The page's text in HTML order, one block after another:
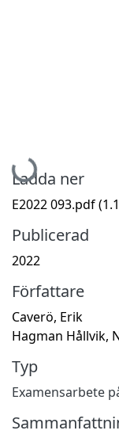
Hämtar...
Ladda ner
E2022 093.pdf
Publicerad
2022
Författare
Caverö, Erik
Hagman Hållvik,
Typ
Examensarbete